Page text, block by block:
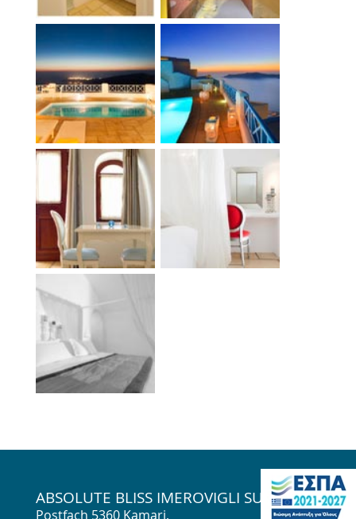
ABSOLUTE BLISS IMEROVIGLI SUITES
Postfach 5360 Kamari,